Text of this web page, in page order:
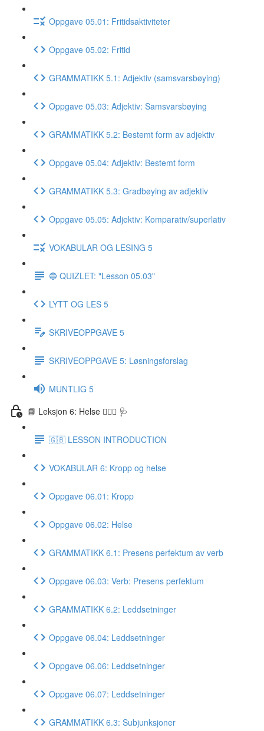
Oppgave 05.01: Fritidsaktiviteter
Oppgave 05.02: Fritid
GRAMMATIKK 5.1: Adjektiv (samsvarsbøying)
Oppgave 05.03: Adjektiv: Samsvarsbøying
GRAMMATIKK 5.2: Bestemt form av adjektiv
Oppgave 05.04: Adjektiv: Bestemt form
GRAMMATIKK 5.3: Gradbøying av adjektiv
Oppgave 05.05: Adjektiv: Komparativ/superlativ
VOKABULAR OG LESING 5
🔵 QUIZLET: "Lesson 05.03"
LYTT OG LES 5
SKRIVEOPPGAVE 5
SKRIVEOPPGAVE 5: Løsningsforslag
MUNTLIG 5
📘 Leksjon 6: Helse 🏃🏻‍♀️ 🩺
🇬🇧 LESSON INTRODUCTION
VOKABULAR 6: Kropp og helse
Oppgave 06.01: Kropp
Oppgave 06.02: Helse
GRAMMATIKK 6.1: Presens perfektum av verb
Oppgave 06.03: Verb: Presens perfektum
GRAMMATIKK 6.2: Leddsetninger
Oppgave 06.04: Leddsetninger
Oppgave 06.06: Leddsetninger
Oppgave 06.07: Leddsetninger
GRAMMATIKK 6.3: Subjunksjoner